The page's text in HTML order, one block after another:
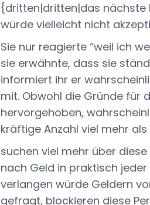
{dritten|dritten|das nächste
würde vielleicht nicht
Sie nur reagierte “weil ich
sie erwähnte, dass sie
informiert ihr er
mit. Obwohl die Gründe für
hervorgehoben,
kräftige Anzahl viel mehr
suchen viel mehr über
nach Geld in praktisch jeder
verlangen würde Geldern
gefragt, blockieren diese